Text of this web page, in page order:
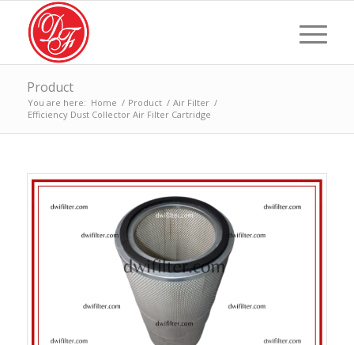
Product
You are here: Home / Product / Air Filter /
Efficiency Dust Collector Air Filter Cartridge